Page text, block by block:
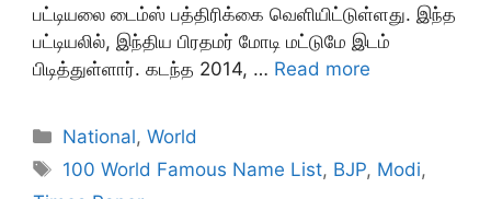
பட்டியலை டைம்ஸ் பத்திரிக்கை வெளியிட்டுள்ளது. இந்த
பட்டியலில், இந்திய பிரதமர் மோடி மட்டுமே இடம்
பிடித்துள்ளார். கடந்த 2014, … Read more
Categories
National,World
Tags
100 World Famous Name List, BJP, Modi,